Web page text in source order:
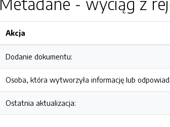
Akcja
Dodanie dokumentu:
Osoba, która wytworzyła informację lub
Ostatnia aktualizacja: